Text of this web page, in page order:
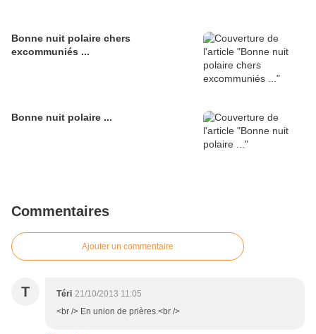
Bonne nuit polaire chers
excommuniés ...
Bonne nuit polaire ...
Commentaires
Ajouter un commentaire
T Téri 21/10/2013 11:05
<br /> En union de prières.<br />